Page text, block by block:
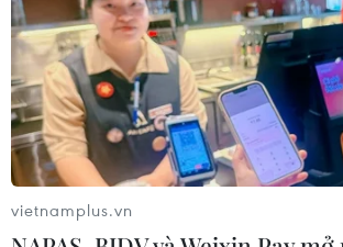
lộ 30 sau phản ánh của TTXVN
06/08/2026 09:42
Hà Nội tăng tốc thi công
đường Vành đai 1 đoạn Hoàng Cầu-
Voi Phục
vietnamplus.vn